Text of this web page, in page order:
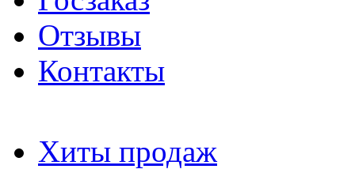
Отзывы
Контакты
Хиты продаж